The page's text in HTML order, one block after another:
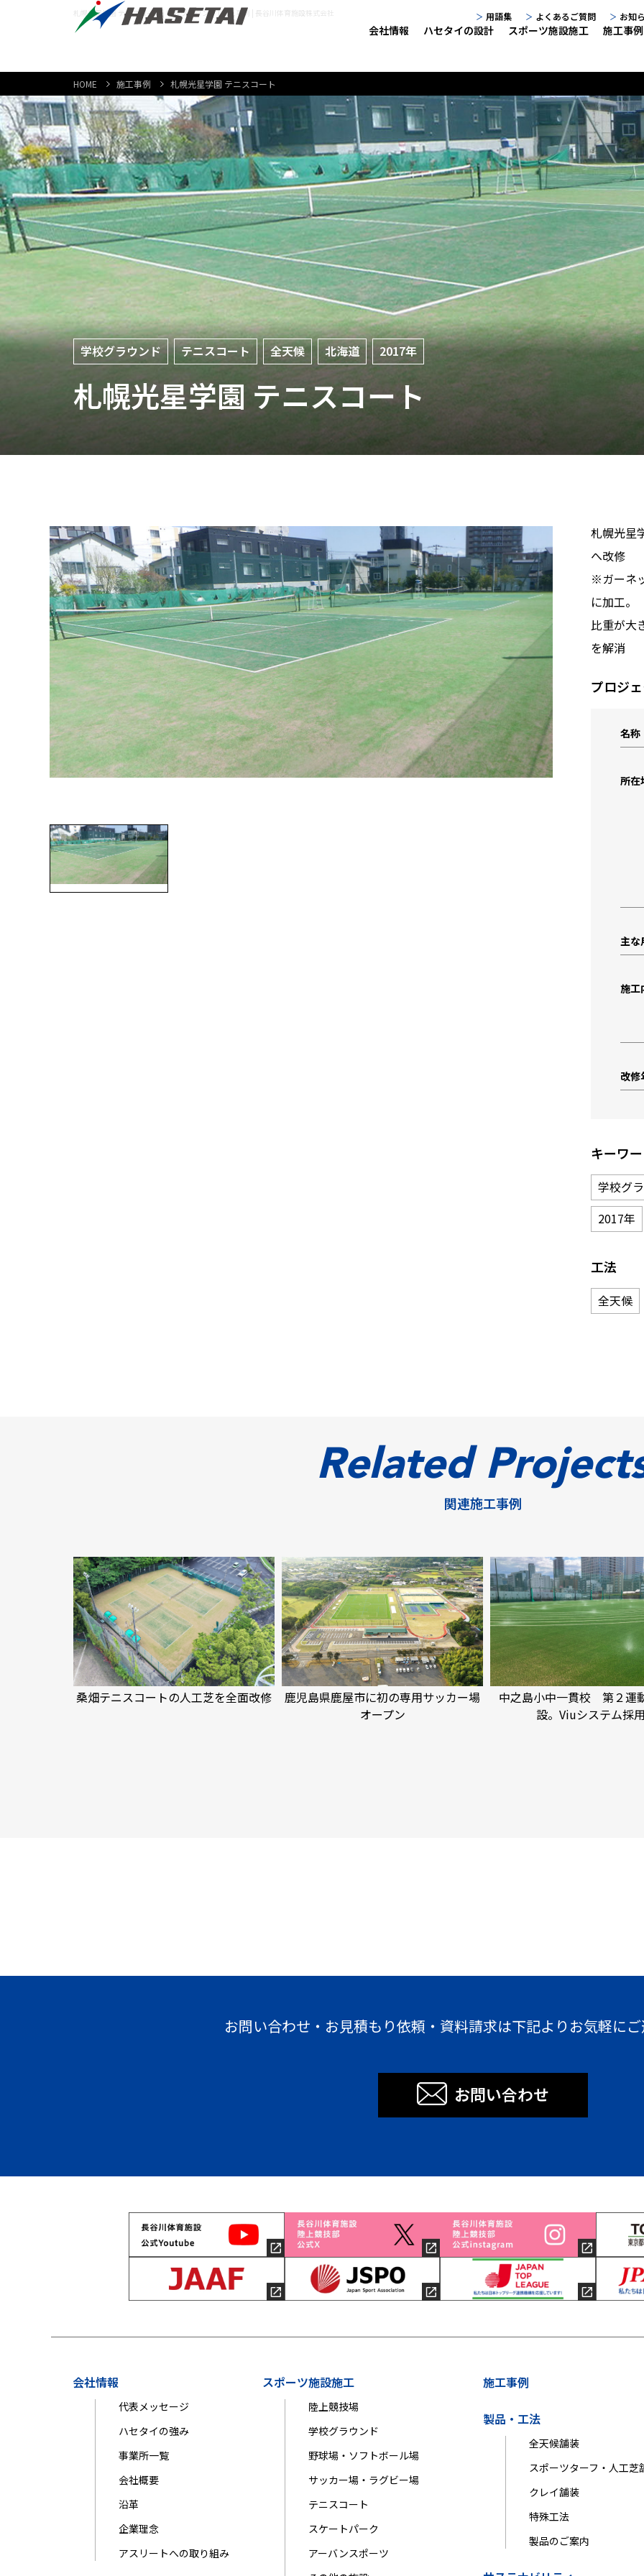
札幌光星学園 テニスコート | 学校グラウンド | 施工事例 | 長谷川体育施設株式会社
会社情報 ハセタイの設計 スポーツ施設施工 施工事例
用語集 よくあるご質問 お知
HOME 施工事例 札幌光星学園 テニスコート
学校グラウンド テニスコート 全天候 北海道 2017年
札幌光星学園 テニスコート
札幌光星
へ改修
※ガーネ
に加工。
比重が大
を解消
プロジ
名称
所在
主な
施工
改修
キーワ
学校グ
2017年
工法
全天候
Related
関連施工事例
桑畑テニスコートの人工芝を全面改修
鹿児島県鹿屋市に初の専用サッカー場
オープン
中之島小中一貫校 第２
設。Viuシステム採
お問い合わせ・お見積もり依頼・資料請求は下記よりお気軽に
お問い合わせ
会社情報
代表メッセージ
ハセタイの強み
事業所一覧
会社概要
沿革
企業理念
アスリートへの取り組み
スポーツ施設施工
陸上競技場
学校グラウンド
野球場・ソフトボール場
サッカー場・ラグビー場
テニスコート
スケートパーク
アーバンスポーツ
施工事例
製品・工法
全天候舗装
スポーツターフ・人工芝
クレイ舗装
特殊工法
製品のご案内